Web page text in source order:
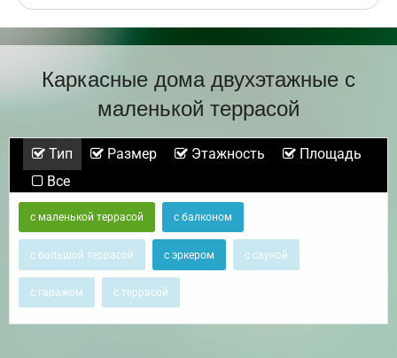
Каркасные дома двухэтажные с
маленькой террасой
Тип Размер Этажность
Площадь
Все
с маленькой террасой с балконом
с большой террасой с эркером с сауной
с гаражом с террасой